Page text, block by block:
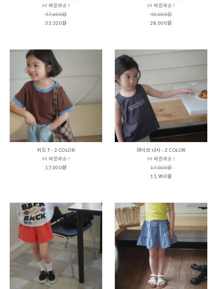
M 빠른배송 !
47,600원
33,320원
M 빠른배송 !
40,000원
28,000원
위드 T - 2 COLOR
M 빠른배송 !
17,000원
라이브 나시 - 2 COLOR
M 빠른배송 !
17,000원
11,900원